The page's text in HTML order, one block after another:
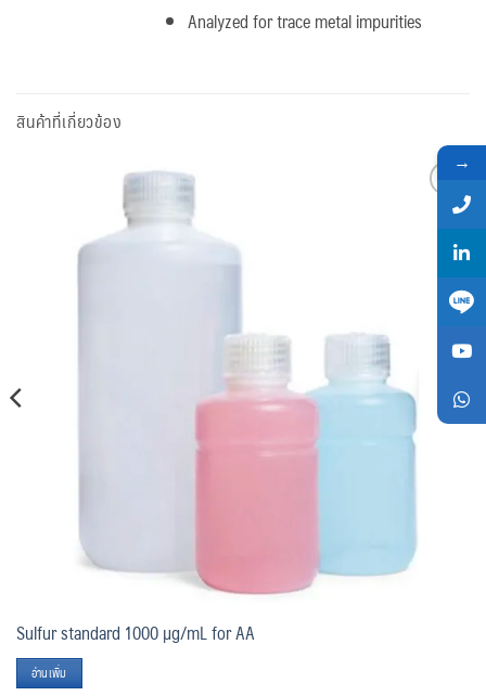
Analyzed for trace metal impurities
สินค้าที่เกี่ยวข้อง
Add
to
wishlist
Sulfur standard 1000 µg/mL for AA
อ่านเพิ่ม
→